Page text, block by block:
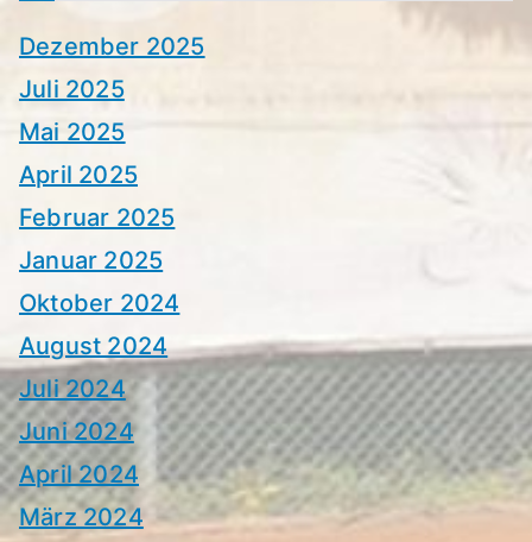
Dezember 2025
Juli 2025
Mai 2025
April 2025
Februar 2025
Januar 2025
Oktober 2024
August 2024
Juli 2024
Juni 2024
April 2024
März 2024